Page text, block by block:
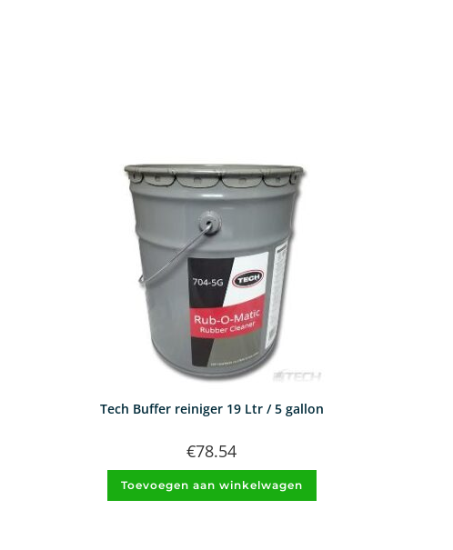
Tech Buffer reiniger 19 Ltr / 5 gallon
€78.54
Toevoegen aan winkelwagen